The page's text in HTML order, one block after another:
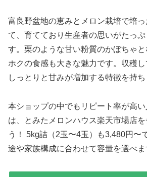
富良野盆地の恵みとメロン栽培で培
て、育てており生産者の思いがたっ
す。栗のような甘い粉質のかぼちゃ
ホクの食感も大きな魅力です。収穫し
しっとりと甘みが増加する特徴を持ち
本ショップの中でもリピート率が高
は、とみたメロンハウス楽天市場店
う！ 5kg詰（2玉〜4玉）も3,480円〜
途や家族構成に合わせて容量を選べま